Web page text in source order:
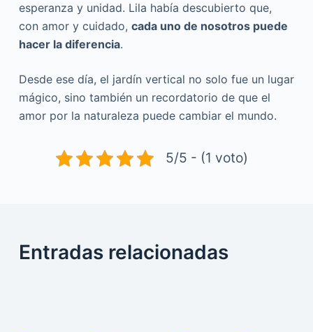
esperanza y unidad. Lila había descubierto que,
con amor y cuidado, cada uno de nosotros puede
hacer la diferencia.
Desde ese día, el jardín vertical no solo fue un lugar
mágico, sino también un recordatorio de que el
amor por la naturaleza puede cambiar el mundo.
5/5 - (1 voto)
Entradas relacionadas